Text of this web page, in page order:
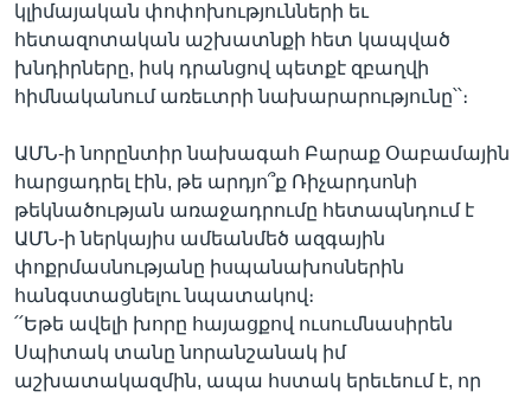
կլիմայական փոփոխությունների եւ
հետազոտական աշխատնքի հետ կապված
խնդիրները, իսկ դրանցով պետքէ զբաղվի
հիմնականում առեւտրի նախարարությունը՝՝։
ԱՄՆ-ի նորընտիր նախագահ Բարաք Օաբամային
հարցադրել էին, թե արդյո՞ք Ռիչարդսոնի
թեկնածության առաջադրումը հետապնդում է
ԱՄՆ-ի ներկայիս ամեանմեծ ազգային
փոքրմասնությանը իսպանախոսներին
հանգստացնելու նպատակով։
՛՛Եթե ավելի խորը հայացքով ուսումնասիրեն
Սպիտակ տանը նորանշանակ իմ
աշխատակազմին, ապա հստակ երեւեում է, որ